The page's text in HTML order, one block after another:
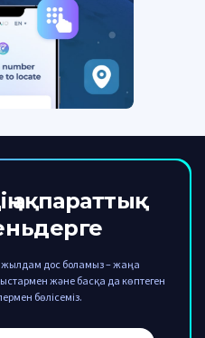
ақпараттық
жылдам дос боламыз – жаңа
және басқа да көптеген
бөлісеміз.